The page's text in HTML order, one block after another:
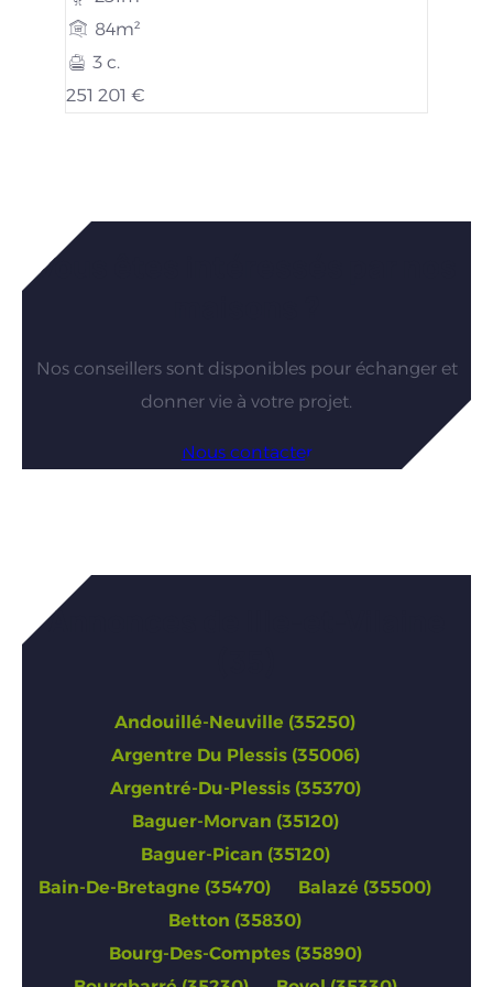
84m²
3 c.
251 201 €
Vous êtes intéressés par nos
Nos conseillers sont disponibles pour échanger et
donner vie à votre projet.
Nous contacter
Annonces de Ille-et-Vilaine
Andouillé-Neuville (35250)
Argentre Du Plessis (35006)
Argentré-Du-Plessis (35370)
Baguer-Morvan (35120)
Baguer-Pican (35120)
Bain-De-Bretagne (35470)
Balazé (35500)
Betton (35830)
Bourg-Des-Comptes (35890)